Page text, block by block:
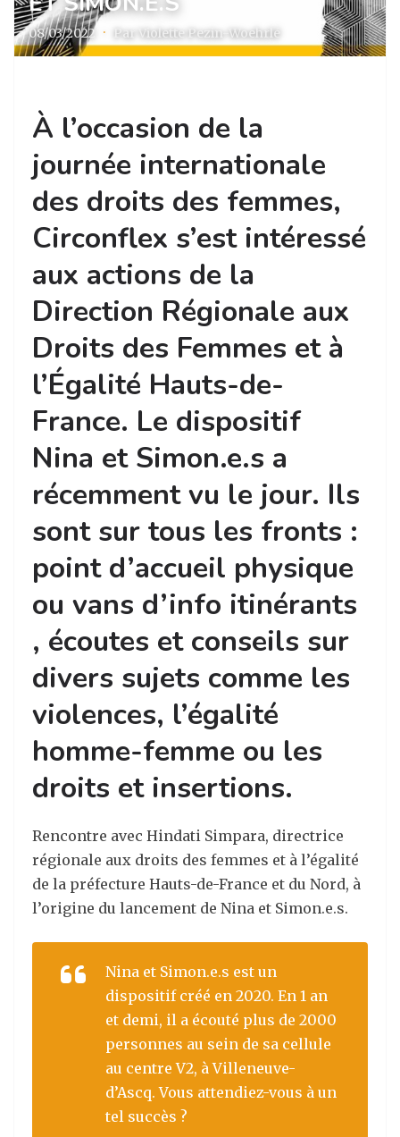
08/03/2022 · Par Violette Pezin-Woehrlé
À l’occasion de la
journée internationale
des droits des femmes,
Circonflex s’est intéressé
aux actions de la
Direction Régionale aux
Droits des Femmes et à
l’Égalité Hauts-de-
France. Le dispositif
Nina et Simon.e.s a
récemment vu le jour. Ils
sont sur tous les fronts :
point d’accueil physique
ou vans d’info itinérants
, écoutes et conseils sur
divers sujets comme les
violences, l’égalité
homme-femme ou les
droits et insertions.
Rencontre avec Hindati Simpara, directrice
régionale aux droits des femmes et à l’égalité
de la préfecture Hauts-de-France et du Nord, à
l’origine du lancement de Nina et Simon.e.s.
Nina et Simon.e.s est un
dispositif créé en 2020. En 1 an
et demi, il a écouté plus de 2000
personnes au sein de sa cellule
au centre V2, à Villeneuve-
d’Ascq. Vous attendiez-vous à un
tel succès ?